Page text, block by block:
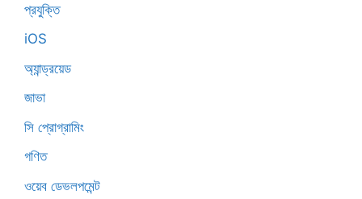
প্রযুক্তি
iOS
অ্যান্ড্রয়েড
জাভা
সি প্রোগ্রামিং
গণিত
ওয়েব ডেভলপমেন্ট